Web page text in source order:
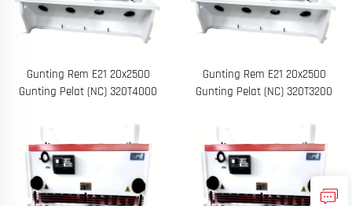
Gunting Rem E21 20x2500
Gunting Pelat (NC) 320T4000
Gunting Rem E21 20x2500
Gunting Pelat (NC) 320T3200